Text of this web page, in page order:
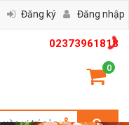
02373961818
0
Đăng ký Đăng nhập